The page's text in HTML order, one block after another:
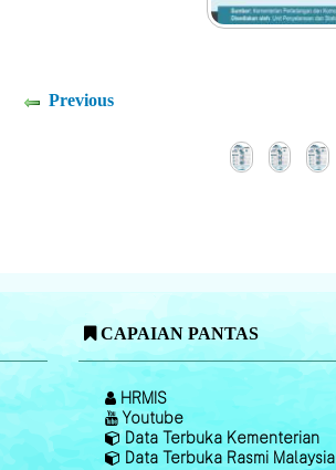
Previous
CAPAIAN PANTAS
HRMIS
Youtube
Data Terbuka Kementerian
Data Terbuka Rasmi Malaysia